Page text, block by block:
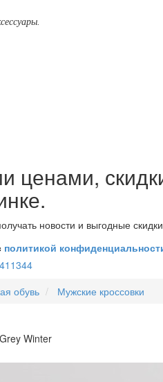
ценами,
новости и выгодные
политикой
обувь Мужские кроссовки
Winter